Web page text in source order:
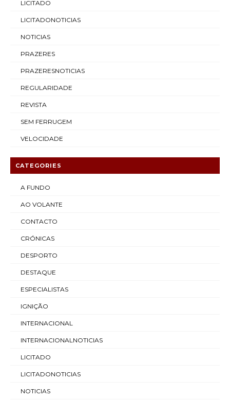
LICITADO
LICITADONOTICIAS
NOTICIAS
PRAZERES
PRAZERESNOTICIAS
REGULARIDADE
REVISTA
SEM FERRUGEM
VELOCIDADE
CATEGORIES
A FUNDO
AO VOLANTE
CONTACTO
CRÓNICAS
DESPORTO
DESTAQUE
ESPECIALISTAS
IGNIÇÃO
INTERNACIONAL
INTERNACIONALNOTICIAS
LICITADO
LICITADONOTICIAS
NOTICIAS